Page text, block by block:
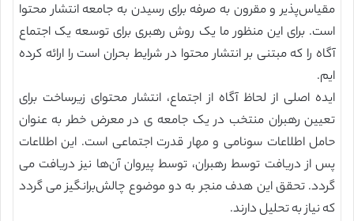
مقیاس‌پذیر و مقرون به صرفه برای رسیدن به جامعه انتشار محتوا
است. برای این منظور ما یک روش رهبری برای توسعه یک اجتماع
آگاه را که مبتنی بر انتشار محتوا در شرایط بحران است را ارائه کرده
ایم.
ایده اصلی از لحاظ آگاه از اجتماع، انتشار محتوای زیرساخت برای
تعیین رهبران منتخب در یک جامعه ی در معرض خطر به عنوان
حامل اطلاعات سونامی و مهار قدرت اجتماعی است. این اطلاعات
پس از دریافت توسط رهبران، توسط پیروان آن‌ها نیز دریافت می
گردد. تحقق این هدف منجر به دو موضوع چالش‌برانگیز می گردد
که نیاز به تحلیل دارند.